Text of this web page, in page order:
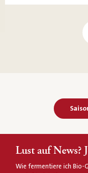
Lust auf News?
Wie fermentiere ich Bio-